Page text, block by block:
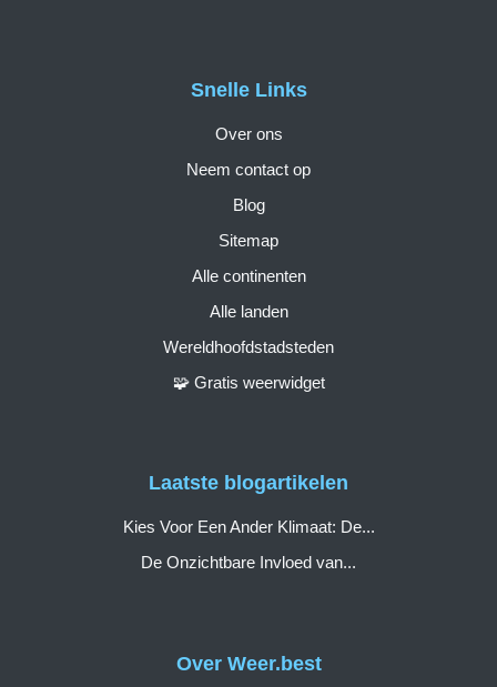
Over Weer.best
Snelle Links
Over ons
Neem contact op
Blog
Sitemap
Alle continenten
Alle landen
Wereldhoofdstadsteden
🧩 Gratis weerwidget
Laatste blogartikelen
Kies Voor Een Ander Klimaat: De...
De Onzichtbare Invloed van...